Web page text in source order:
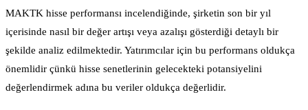
MAKTK hisse performansı incelendiğinde, şirketin son bir yıl
içerisinde nasıl bir değer artışı veya azalışı gösterdiği detaylı bir
şekilde analiz edilmektedir. Yatırımcılar için bu performans oldukça
önemlidir çünkü hisse senetlerinin gelecekteki potansiyelini
değerlendirmek adına bu veriler oldukça değerlidir.